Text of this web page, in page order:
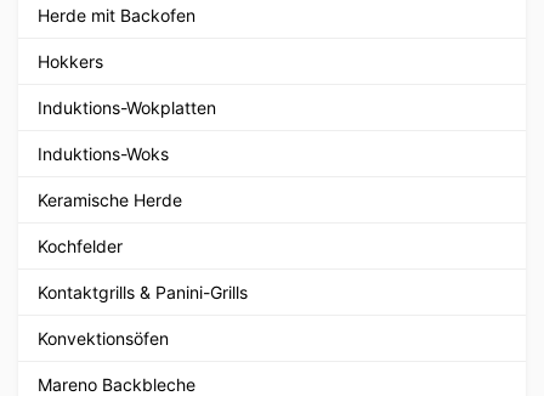
Herde mit Backofen
Hokkers
Induktions-Wokplatten
Induktions-Woks
Keramische Herde
Kochfelder
Kontaktgrills & Panini-Grills
Konvektionsöfen
Mareno Backbleche